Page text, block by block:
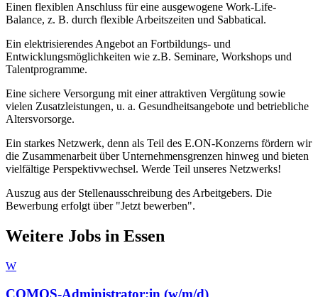
Einen flexiblen Anschluss für eine ausgewogene Work-Life-
Balance, z. B. durch flexible Arbeitszeiten und Sabbatical.
Ein elektrisierendes Angebot an Fortbildungs- und
Entwicklungsmöglichkeiten wie z.B. Seminare, Workshops und
Talentprogramme.
Eine sichere Versorgung mit einer attraktiven Vergütung sowie
vielen Zusatzleistungen, u. a. Gesundheitsangebote und betriebliche
Altersvorsorge.
Ein starkes Netzwerk, denn als Teil des E.ON-Konzerns fördern wir
die Zusammenarbeit über Unternehmensgrenzen hinweg und bieten
vielfältige Perspektivwechsel. Werde Teil unseres Netzwerks!
Auszug aus der Stellenausschreibung des Arbeitgebers. Die
Bewerbung erfolgt über "Jetzt bewerben".
Weitere Jobs in Essen
W
COMOS-Administrator:in (w/m/d)